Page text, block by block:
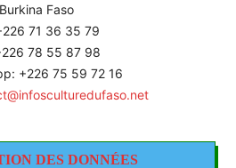
Burkina Faso
71 36 35 79
78 55 87 98
+226 75 59 72 16
DES DONNÉES